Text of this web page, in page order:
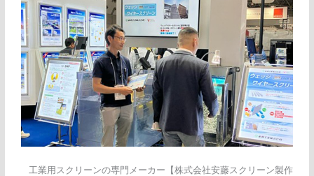
工業用スクリーンの専門メーカー【株式会社安藤スクリーン製作